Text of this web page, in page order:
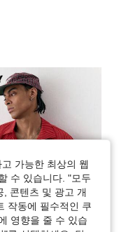
가능한 최상의 웹
수 있습니다. "모두
콘텐츠 및 광고 개
작동에 필수적인 쿠
영향을 줄 수 있습